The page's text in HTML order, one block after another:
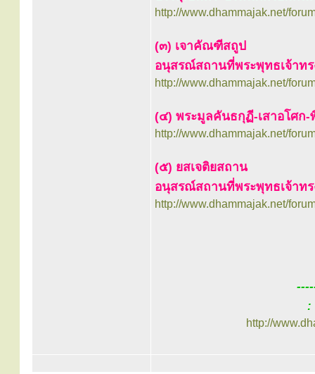
http://www.dhammajak.net/
(๓) เจาคัณฑีสถูป
อนุสรณ์สถานที่พระพุทธเจ้าท
http://www.dhammajak.net/
(๔) พระมูลคันธกุฏี-เสาอโศ
http://www.dhammajak.net/
(๕) ยสเจติยสถาน
อนุสรณ์สถานที่พระพุทธเจ้าท
http://www.dhammajak.net/
:
http://